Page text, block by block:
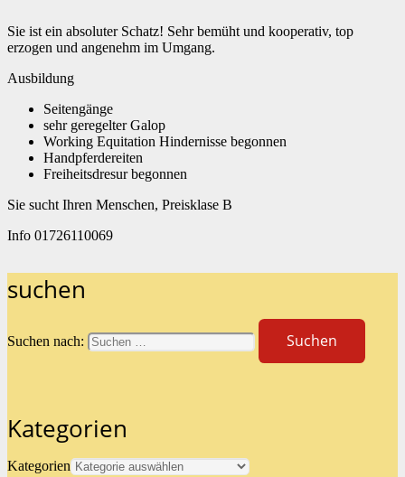
Sie ist ein absoluter Schatz! Sehr bemüht und kooperativ, top
erzogen und angenehm im Umgang.
Ausbildung
Seitengänge
sehr geregelter Galop
Working Equitation Hindernisse begonnen
Handpferdereiten
Freiheitsdresur begonnen
Sie sucht Ihren Menschen, Preisklase B
Info 01726110069
suchen
Suchen nach:
Kategorien
Kategorien